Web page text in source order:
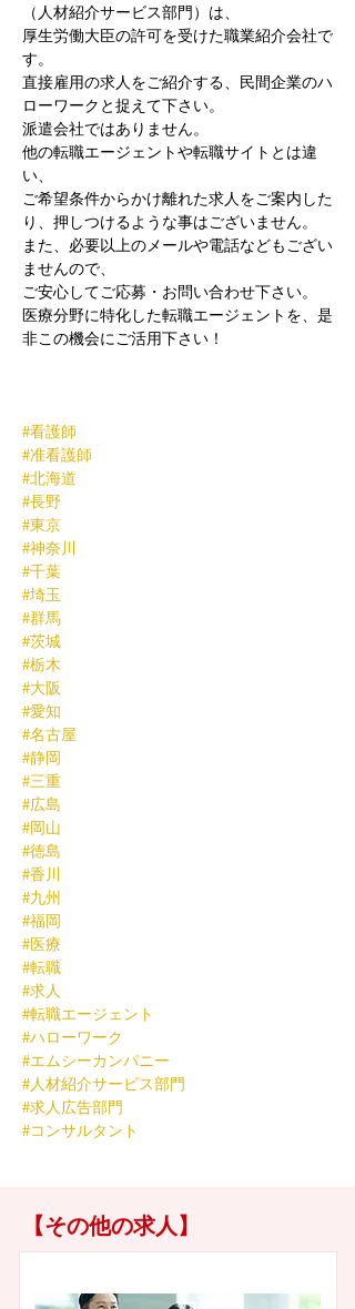
（人材紹介サービス部門）は、
厚生労働大臣の許可を受けた職業紹介会社で
す。
直接雇用の求人をご紹介する、民間企業のハ
ローワークと捉えて下さい。
派遣会社ではありません。
他の転職エージェントや転職サイトとは違
い、
ご希望条件からかけ離れた求人をご案内した
り、押しつけるような事はございません。
また、必要以上のメールや電話などもござい
ませんので、
ご安心してご応募・お問い合わせ下さい。
医療分野に特化した転職エージェントを、是
非この機会にご活用下さい！
#看護師
#准看護師
#北海道
#長野
#東京
#神奈川
#千葉
#埼玉
#群馬
#茨城
#栃木
#大阪
#愛知
#名古屋
#静岡
#三重
#広島
#岡山
#徳島
#香川
#九州
#福岡
#医療
#転職
#求人
#転職エージェント
#ハローワーク
#エムシーカンパニー
#人材紹介サービス部門
#求人広告部門
#コンサルタント
【その他の求人】
東京都杉並区